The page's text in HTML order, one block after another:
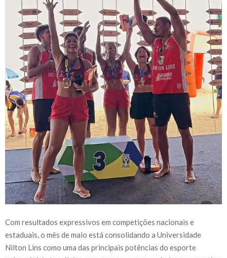
Com resultados expressivos em competições nacionais e
estaduais, o mês de maio está consolidando a Universidade
Nilton Lins como uma das principais potências do esporte